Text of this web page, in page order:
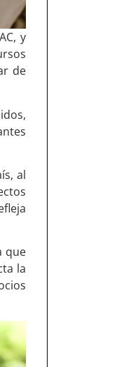
y
de
al
que
la